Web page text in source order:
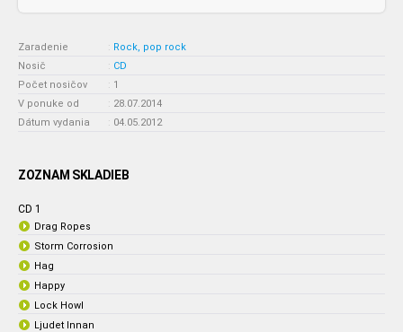
Zaradenie : Rock, pop rock
Nosič
: CD
Počet nosičov
: 1
V ponuke od
: 28.07.2014
Dátum vydania
: 04.05.2012
ZOZNAM SKLADIEB
CD 1
Drag Ropes
Storm Corrosion
Hag
Happy
Lock Howl
Ljudet Innan